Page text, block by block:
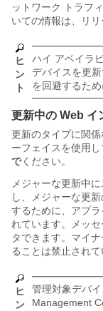
ットワーク トラフ
いての情報は、リリ
ヒ
ン
ト
ハイ アベイラ
デバイスを更
を回避するた
更新中の Web イ
更新のタイプに関
ーフェイスを使用
でください。
メジャーな更新中
し、メジャーな更
するために、アプ
れています。メッ
タできます。マイ
ることは禁止され
ヒ
ン
管理対象デバイ
Management